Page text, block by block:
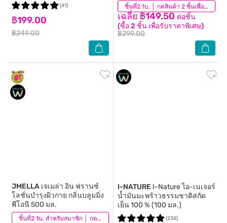
฿199.00
฿249.00
(41) ชิ้นที่2 1บ. │ กดสินค้า 2 ชิ้นเพื่อรับโปรโมชันนี้
เฉลี่ย ฿149.50 ต่อชิ้น
(ซื้อ 2 ชิ้น เพื่อรับราคาพิเศษ)
฿299.00
(38)
ชิ้นที่2 1บ. สำหรับสมาชิก │ กดสินค้า 2 ชิ้นเพื่อรับโปรโมชันนี้
JMELLA เจเมล่า อิน ฟรานซ์
โลชั่นบำรุงผิวกาย กลิ่นบลูมมิ่ง
พีโอนี 500 มล.
(136)
I-NATURE I-Nature ไอ-เนเจอร์
น้ำมันมะพร้าวธรรมชาติสกัด
เย็น 100 % (100 มล.)
(238)